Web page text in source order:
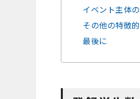
イベント主体
その他の特徴
最後に